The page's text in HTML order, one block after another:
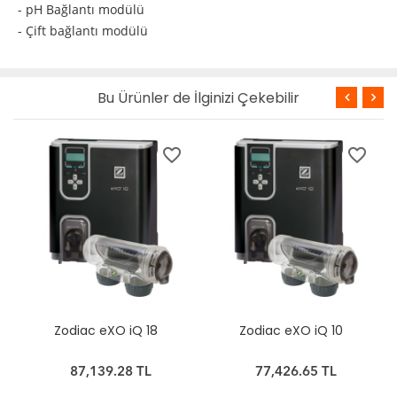
- pH Bağlantı modülü
- Çift bağlantı modülü
Bu Ürünler de İlginizi Çekebilir
favorite_border
Zodiac eXO iQ 18
87,139.28 TL
favorite_border
Zodiac eXO iQ 10
77,426.65 TL